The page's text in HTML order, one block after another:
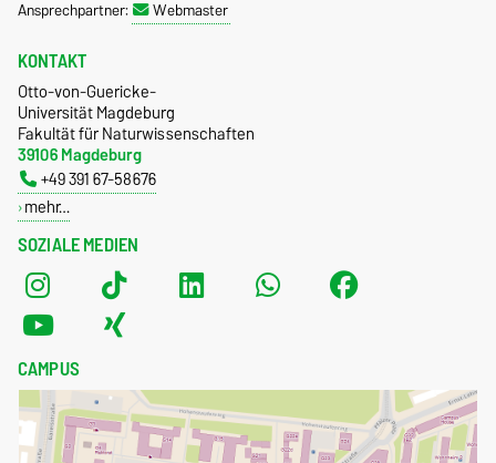
Ansprechpartner:
Webmaster
SOZIALE MEDIEN
KONTAKT
Otto-von-Guericke-
Universität Magdeburg
Fakultät für Naturwissenschaften
39106 Magdeburg
+49 391 67-58676
mehr…
CAMPUS